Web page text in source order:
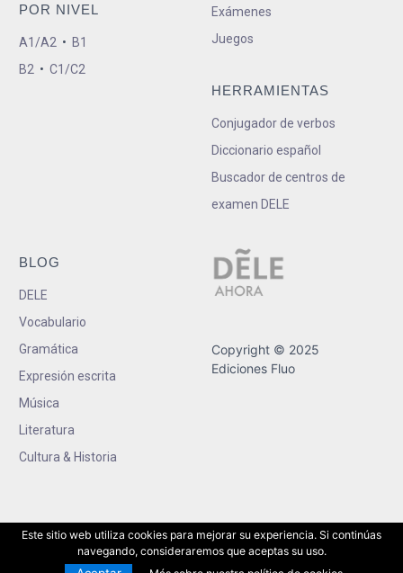
POR NIVEL
A1/A2 • B1
B2 • C1/C2
Exámenes
Juegos
HERRAMIENTAS
Conjugador de verbos
Diccionario español
Buscador de centros de
examen DELE
BLOG
DELE
Vocabulario
Gramática
Expresión escrita
Música
Literatura
Cultura & Historia
Copyright © 2025
Ediciones Fluo
Este sitio web utiliza cookies para mejorar su experiencia. Si continúas
navegando, consideraremos que aceptas su uso.